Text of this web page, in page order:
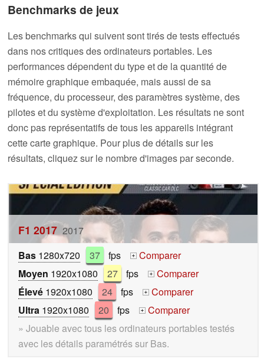
Benchmarks de jeux
Les benchmarks qui suivent sont tirés de tests effectués
dans nos critiques des ordinateurs portables. Les
performances dépendent du type et de la quantité de
mémoire graphique embaquée, mais aussi de sa
fréquence, du processeur, des paramètres système, des
pilotes et du système d'exploitation. Les résultats ne sont
donc pas représentatifs de tous les appareils intégrant
cette carte graphique. Pour plus de détails sur les
résultats, cliquez sur le nombre d'images par seconde.
F1 2017 2017
Bas 1280x720 37 fps +
Comparer
Moyen 1920x1080 27 fps +
Comparer
Élevé 1920x1080 24 fps +
Comparer
Ultra 1920x1080 20 fps +
Comparer
» Jouable avec tous les ordinateurs portables testés
avec les détails paramétrés sur Bas.